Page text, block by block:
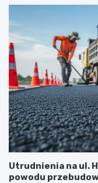
Utrudnienia na ul.
powodu